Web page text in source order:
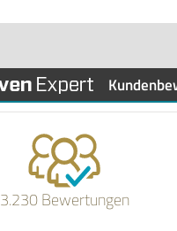
3.230 Bewertungen